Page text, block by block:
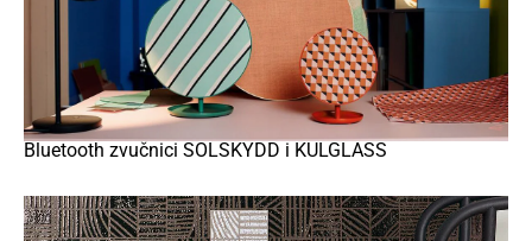
Bluetooth zvučnici SOLSKYDD i KULGLASS